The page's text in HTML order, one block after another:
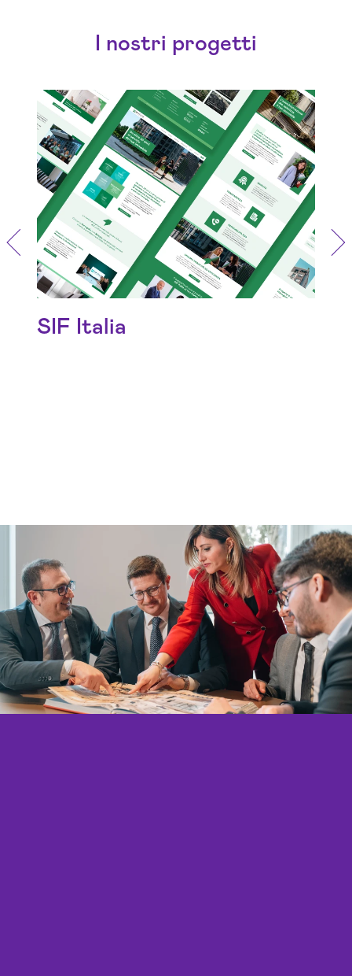
I nostri progetti
Potenziare la presenza online per
una gestione patrimoniale
trasparente ed efficiente
SIF Italia